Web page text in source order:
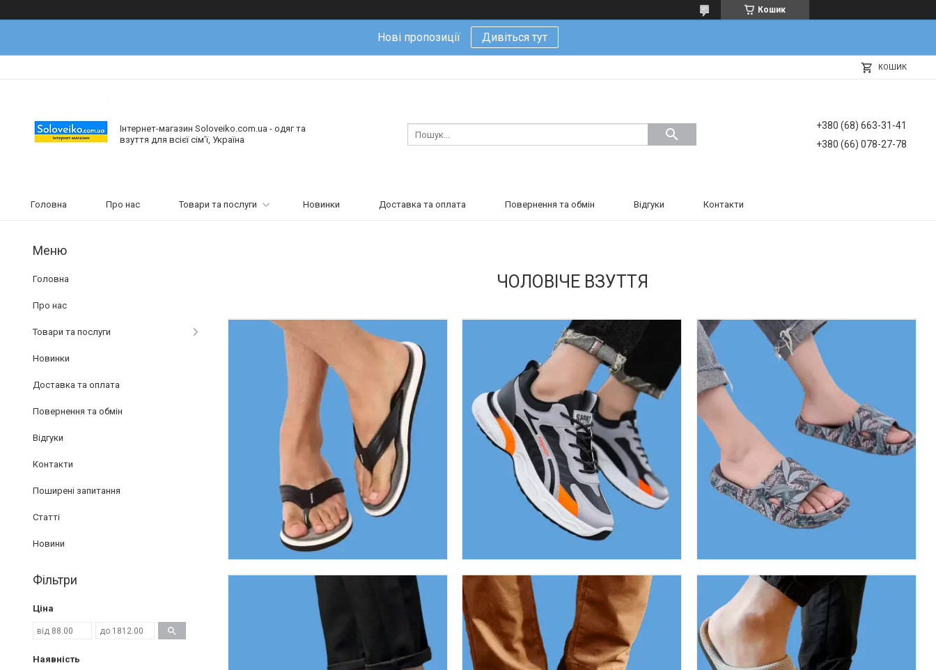
Кошик
Нові пропозиції Дивіться тут
КОШИК
Інтернет-магазин Soloveiko.com.ua - одяг та
взуття для всієї сім’ї, Україна
+380 (68) 663-31-41
+380 (66) 078-27-78
Головна Про нас Товари та послуги Новинки Доставка та оплата Повернення та обмін Відгуки Контакти
ЧОЛОВІЧЕ ВЗУТТЯ
Головна
Про нас
Товари та послуги
Новинки
Доставка та оплата
Повернення та обмін
Відгуки
Контакти
Поширені запитання
Статті
Новини
Фільтри
Ціна
Наявність